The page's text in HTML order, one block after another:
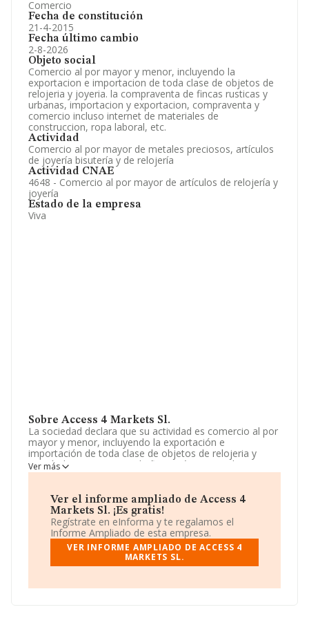
Comercio
Fecha de constitución
21-4-2015
Fecha último cambio
2-8-2026
Objeto social
Comercio al por mayor y menor, incluyendo la
exportacion e importacion de toda clase de objetos de
relojeria y joyeria. la compraventa de fincas rusticas y
urbanas, importacion y exportacion, compraventa y
comercio incluso internet de materiales de
construccion, ropa laboral, etc.
Actividad
Comercio al por mayor de metales preciosos, artículos
de joyería bisutería y de relojería
Actividad CNAE
4648 - Comercio al por mayor de artículos de relojería y
joyería
Estado de la empresa
Viva
Sobre Access 4 Markets Sl.
La sociedad declara que su actividad es comercio al por
mayor y menor, incluyendo la exportación e
importación de toda clase de objetos de relojeria y
joyería. la compraventa de fincas rústicas y urbanas,
importación y exportación, compraventa y comercio
laboral, etc. La sociedad está inscrita en el Registro
Mercantil como Sociedad Limitada. Su actividad CNAE
es 'Comercio al por mayor de artículos de relojería y
joyería' con código 4648. La compañía es importadora y
exportadora.
La compañíaAccess 4 Markets S.L, con CIF
núm. 11 Piso 3 G, (28029), en el municipio de Madrid,
Ver más
Ver el informe ampliado de Access 4
Markets Sl. ¡Es gratis!
Regístrate en eInforma y te regalamos el
Informe Ampliado de esta empresa.
VER INFORME AMPLIADO DE ACCESS 4
MARKETS SL.